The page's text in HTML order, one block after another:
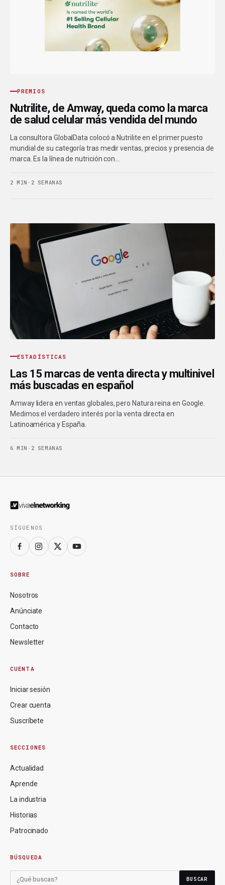
PREMIOS
Nutrilite, de Amway, queda como la marca
de salud celular más vendida del mundo
La consultora GlobalData colocó a Nutrilite en el primer puesto
mundial de su categoría tras medir ventas, precios y presencia de
marca. Es la línea de nutrición con…
2 MIN · 2 SEMANAS
ESTADÍSTICAS
Las 15 marcas de venta directa y multinivel
más buscadas en español
Amway lidera en ventas globales, pero Natura reina en Google.
Medimos el verdadero interés por la venta directa en
Latinoamérica y España.
6 MIN · 2 SEMANAS
SÍGUENOS
SOBRE
Nosotros
Anúnciate
Contacto
Newsletter
CUENTA
Iniciar sesión
Crear cuenta
Suscríbete
SECCIONES
Actualidad
Aprende
La industria
Historias
Patrocinado
BÚSQUEDA
BUSCAR